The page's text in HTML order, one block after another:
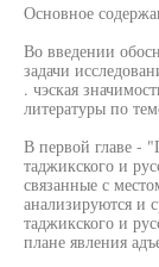
Основное
Во введении
задачи
. чэская
литературы по
В первой главе -
таджикского и
связанные с
анализируются и
таджикского и
плане явления